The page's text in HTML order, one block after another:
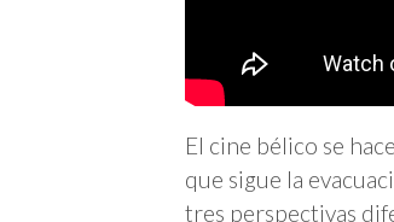
El cine bélico se
que sigue la
tres perspectivas